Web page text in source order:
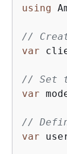
using
//
var
// Set
var
//
var